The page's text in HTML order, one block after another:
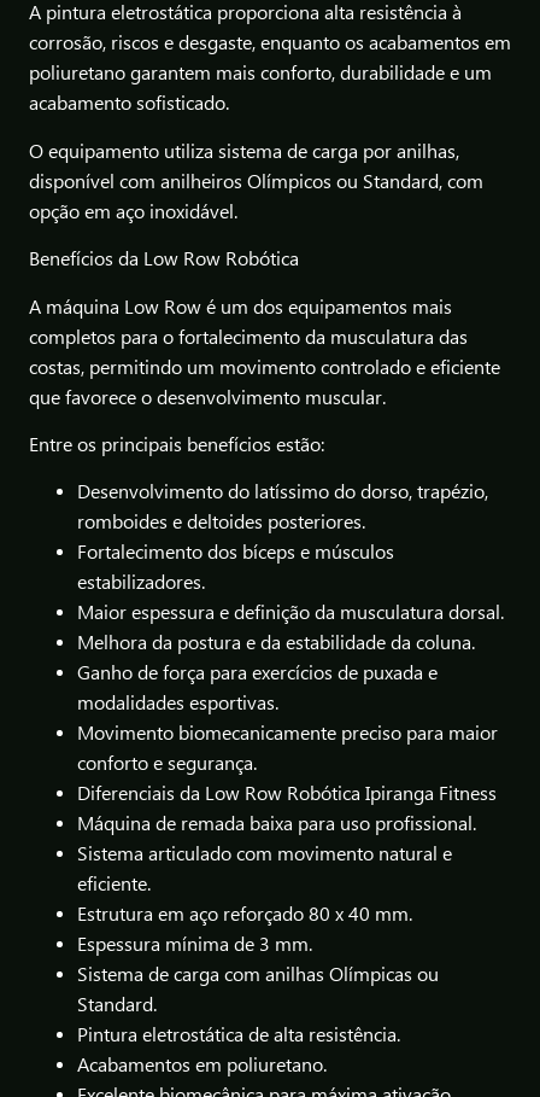
A pintura eletrostática proporciona alta resistência à
corrosão, riscos e desgaste, enquanto os acabamentos em
poliuretano garantem mais conforto, durabilidade e um
acabamento sofisticado.
O equipamento utiliza sistema de carga por anilhas,
disponível com anilheiros Olímpicos ou Standard, com
opção em aço inoxidável.
Benefícios da Low Row Robótica
A máquina Low Row é um dos equipamentos mais
completos para o fortalecimento da musculatura das
costas, permitindo um movimento controlado e eficiente
que favorece o desenvolvimento muscular.
Entre os principais benefícios estão:
Desenvolvimento do latíssimo do dorso, trapézio,
romboides e deltoides posteriores.
Fortalecimento dos bíceps e músculos
estabilizadores.
Maior espessura e definição da musculatura dorsal.
Melhora da postura e da estabilidade da coluna.
Ganho de força para exercícios de puxada e
modalidades esportivas.
Movimento biomecanicamente preciso para maior
conforto e segurança.
Diferenciais da Low Row Robótica Ipiranga Fitness
Máquina de remada baixa para uso profissional.
Sistema articulado com movimento natural e
eficiente.
Estrutura em aço reforçado 80 x 40 mm.
Espessura mínima de 3 mm.
Sistema de carga com anilhas Olímpicas ou
Standard.
Pintura eletrostática de alta resistência.
Acabamentos em poliuretano.